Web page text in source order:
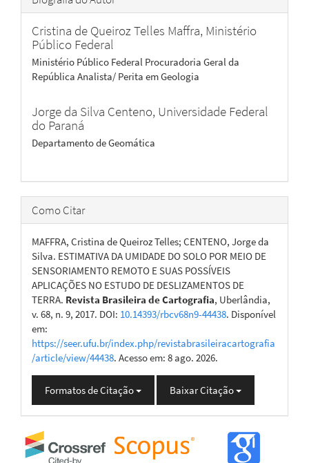
Cristina de Queiroz Telles Maffra, Ministério
Público Federal
Ministério Público Federal Procuradoria Geral da
República Analista/ Perita em Geologia
Jorge da Silva Centeno, Universidade Federal
do Paraná
Departamento de Geomática
Como Citar
MAFFRA, Cristina de Queiroz Telles; CENTENO, Jorge da
Silva. ESTIMATIVA DA UMIDADE DO SOLO POR MEIO DE
SENSORIAMENTO REMOTO E SUAS POSSÍVEIS
APLICAÇÕES NO ESTUDO DE DESLIZAMENTOS DE
TERRA. Revista Brasileira de Cartografia, Uberlândia,
v. 68, n. 9, 2017. DOI: 10.14393/rbcv68n9-44438. Disponível
em:
https://seer.ufu.br/index.php/revistabrasileiracartografia
/article/view/44438. Acesso em: 8 ago. 2026.
Formatos de Citação Baixar Citação